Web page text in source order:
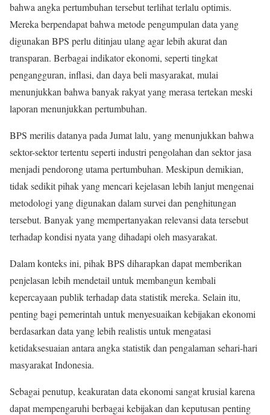
bahwa angka pertumbuhan tersebut terlihat terlalu optimis.
Mereka berpendapat bahwa metode pengumpulan data yang
digunakan BPS perlu ditinjau ulang agar lebih akurat dan
transparan. Berbagai indikator ekonomi, seperti tingkat
pengangguran, inflasi, dan daya beli masyarakat, mulai
menunjukkan bahwa banyak rakyat yang merasa tertekan meski
laporan menunjukkan pertumbuhan.
BPS merilis datanya pada Jumat lalu, yang menunjukkan bahwa
sektor-sektor tertentu seperti industri pengolahan dan sektor jasa
menjadi pendorong utama pertumbuhan. Meskipun demikian,
tidak sedikit pihak yang mencari kejelasan lebih lanjut mengenai
metodologi yang digunakan dalam survei dan penghitungan
tersebut. Banyak yang mempertanyakan relevansi data tersebut
terhadap kondisi nyata yang dihadapi oleh masyarakat.
Dalam konteks ini, pihak BPS diharapkan dapat memberikan
penjelasan lebih mendetail untuk membangun kembali
kepercayaan publik terhadap data statistik mereka. Selain itu,
penting bagi pemerintah untuk menyesuaikan kebijakan ekonomi
berdasarkan data yang lebih realistis untuk mengatasi
ketidaksesuaian antara angka statistik dan pengalaman sehari-hari
masyarakat Indonesia.
Sebagai penutup, keakuratan data ekonomi sangat krusial karena
dapat mempengaruhi berbagai kebijakan dan keputusan penting